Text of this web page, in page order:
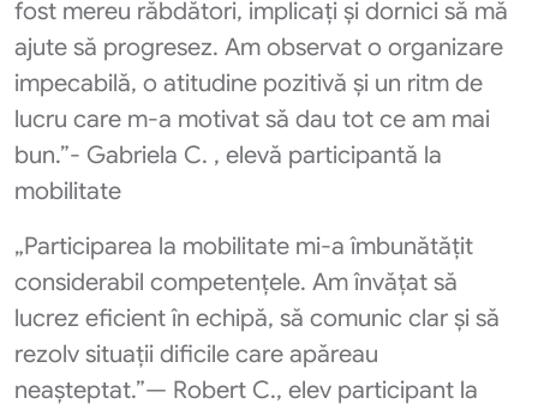
fost mereu răbdători, implicați și dornici să mă
ajute să progresez. Am observat o organizare
impecabilă, o atitudine pozitivă și un ritm de
lucru care m-a motivat să dau tot ce am mai
bun.”- Gabriela C. , elevă participantă la
mobilitate
„Participarea la mobilitate mi-a îmbunătățit
considerabil competențele. Am învățat să
lucrez eficient în echipă, să comunic clar și să
rezolv situații dificile care apăreau
neașteptat.”— Robert C., elev participant la